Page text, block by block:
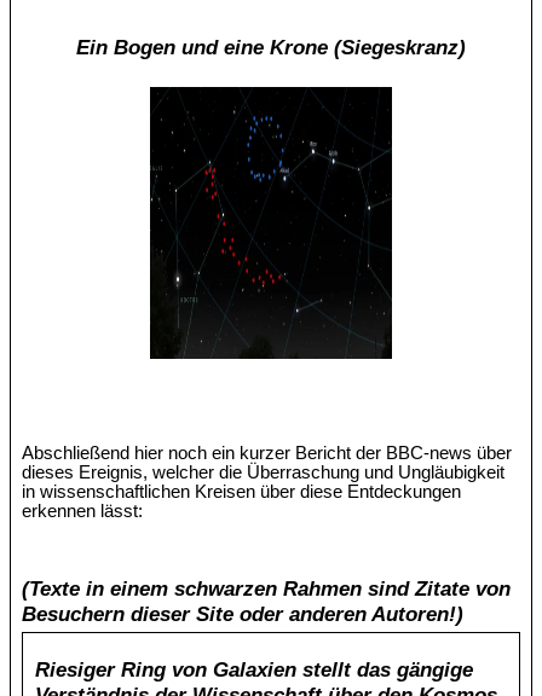
Ein Bogen und eine Krone (Siegeskranz)
Abschließend hier noch ein kurzer Bericht der BBC-news über
dieses Ereignis, welcher die Überraschung und Ungläubigkeit
in wissenschaftlichen Kreisen über diese Entdeckungen
erkennen lässt:
(Texte in einem schwarzen Rahmen sind Zitate von
Besuchern dieser Site oder anderen Autoren!)
Riesiger Ring von Galaxien stellt das gängige